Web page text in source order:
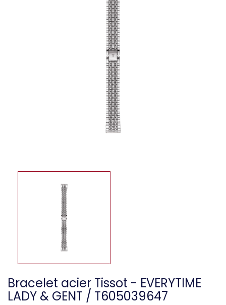
Bracelet acier Tissot - EVERYTIME
LADY & GENT / T605039647